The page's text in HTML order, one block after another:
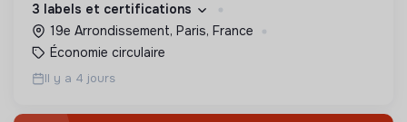
3 labels et certifications
19e Arrondissement, Paris, France
Économie circulaire
Il y a 4 jours